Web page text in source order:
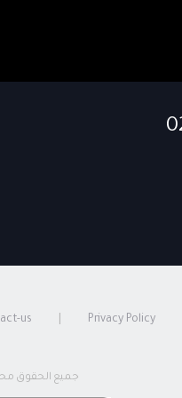
Privacy Policy
us
جميع الحقوق محفوظة 2024 ©